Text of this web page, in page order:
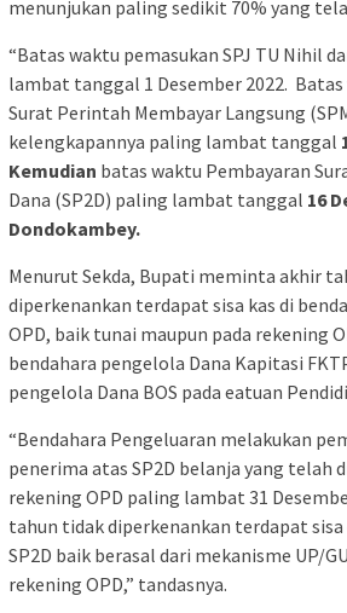
menunjukan paling sedikit 70% yang
“Batas waktu pemasukan SPJ TU Nihil
lambat tanggal 1 Desember 2022.
Surat Perintah Membayar Langsung
kelengkapannya paling lambat tanggal
Kemudian batas waktu Pembayaran
Dana (SP2D) paling lambat tanggal 16
Dondokambey.
Menurut Sekda, Bupati meminta akhir
diperkenankan terdapat sisa kas di
OPD, baik tunai maupun pada rekening
bendahara pengelola Dana Kapitasi
pengelola Dana BOS pada eatuan
“Bendahara Pengeluaran melakukan
penerima atas SP2D belanja yang telah
rekening OPD paling lambat 31
tahun tidak diperkenankan terdapat sisa
SP2D baik berasal dari mekanisme UP/
rekening OPD,” tandasnya.